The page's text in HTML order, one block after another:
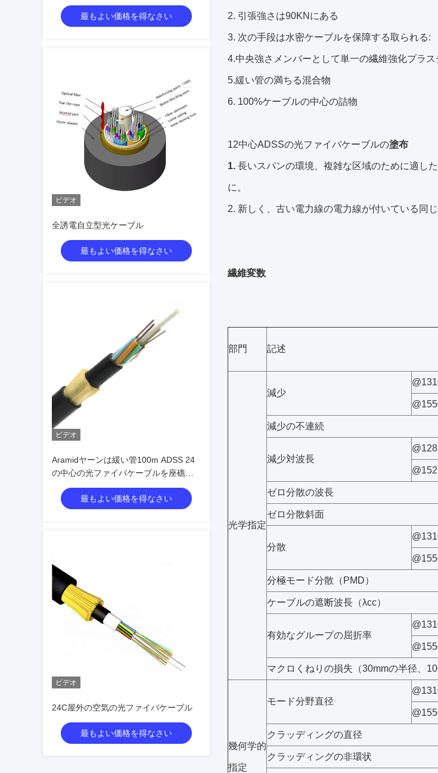
最もよい価格を得なさい
ビデオ
全誘電自立型光ケーブル
最もよい価格を得なさい
ビデオ
Aramidヤーンは緩い管100m ADSS 24
の中心の光ファイバケーブルを座礁さ
せた
最もよい価格を得なさい
ビデオ
24C屋外の空気の光ファイバケーブル
最もよい価格を得なさい
2. 引張強さは90KNにある
3. 次の手段は水密ケーブルを保障する取られる:
4.中央強さメンバーとして単一の繊維強化プラス
5.緩い管の満ちる混合物
6. 100%ケーブルの中心の詰物
12中心ADSSの光ファイバケーブルの塗布
1. 長いスパンの環境、複雑な区域のために適し
に。
2. 新しく、古い電力線の電力線が付いている同じ
繊維変数
部門 記述
光学指定
減少
減少の不連続
減少対波長
ゼロ分散の波長
ゼロ分散斜面
分散
分極モード分散（PMD）
ケーブルの遮断波長（λcc）
有効なグループの屈折率
マクロくねりの損失（30mmの半径、
幾何学的
指定
モード分野直径
クラッディングの直径
クラッディングの非環状